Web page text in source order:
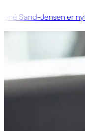
Sand-Jensen er